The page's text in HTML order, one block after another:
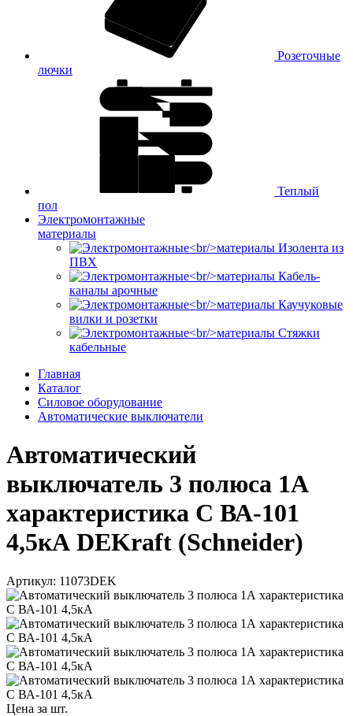
Розеточные
лючки
Теплый
пол
Электромонтажные
материалы
Изолента из
ПВХ
Кабель-
каналы арочные
Каучуковые
вилки и розетки
Стяжки
кабельные
Главная
Каталог
Силовое оборудование
Автоматические выключатели
Автоматический
выключатель 3 полюса 1А
характеристика C ВА-101
4,5кА DEKraft (Schneider)
Артикул: 11073DEK
Цена за шт.